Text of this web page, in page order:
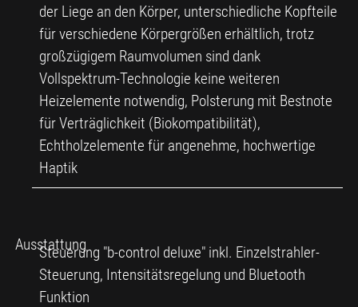
der Liege an den Körper, unterschiedliche Kopfteile
für verschiedene Körpergrößen erhältlich, trotz
großzügigem Raumvolumen sind dank
Vollspektrum-Technologie keine weiteren
Heizelemente notwendig, Polsterung mit Bestnote
für Verträglichkeit (Biokompatibilität),
Echtholzelemente für angenehme, hochwertige
Haptik
Ausstattung
Steuerung "b-control deluxe" inkl. Einzelstrahler-
Steuerung, Intensitätsregelung und Bluetooth
Funktion